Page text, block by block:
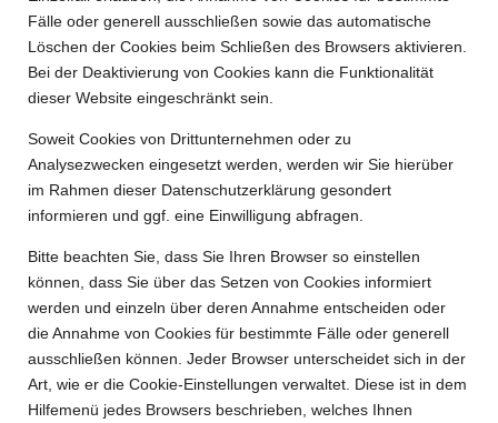
Fälle oder generell ausschließen sowie das automatische
Löschen der Cookies beim Schließen des Browsers aktivieren.
Bei der Deaktivierung von Cookies kann die Funktionalität
dieser Website eingeschränkt sein.
Soweit Cookies von Drittunternehmen oder zu
Analysezwecken eingesetzt werden, werden wir Sie hierüber
im Rahmen dieser Datenschutzerklärung gesondert
informieren und ggf. eine Einwilligung abfragen.
Bitte beachten Sie, dass Sie Ihren Browser so einstellen
können, dass Sie über das Setzen von Cookies informiert
werden und einzeln über deren Annahme entscheiden oder
die Annahme von Cookies für bestimmte Fälle oder generell
ausschließen können. Jeder Browser unterscheidet sich in der
Art, wie er die Cookie-Einstellungen verwaltet. Diese ist in dem
Hilfemenü jedes Browsers beschrieben, welches Ihnen